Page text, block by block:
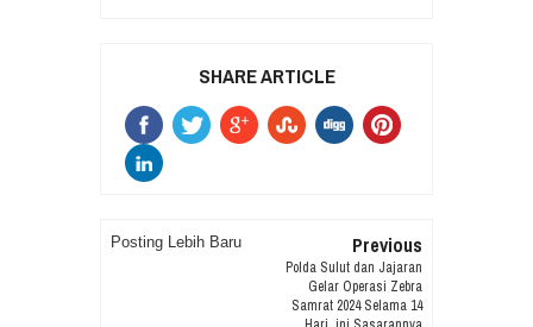
SHARE ARTICLE
Posting Lebih Baru Previous
Polda Sulut dan Jajaran
Gelar Operasi Zebra
Samrat 2024 Selama 14